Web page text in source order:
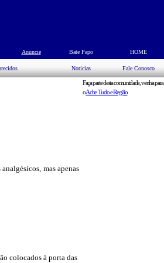
Anuncie Bate Papo HOME
Noticias Fale Conosco
mas apenas
colocados à porta das
Faça parte desta comunidade, venha para
oAche Tudo e Região